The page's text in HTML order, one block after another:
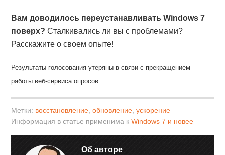
Вам доводилось переустанавливать Windows 7
поверх?Сталкивались ли вы с проблемами?
Расскажите о своем опыте!
Результаты голосования утеряны в связи с прекращением
работы веб-сервиса опросов.
Метки: восстановление ,обновление ,ускорение
Информация в статье применима кWindows 7 и новее
Об авторе